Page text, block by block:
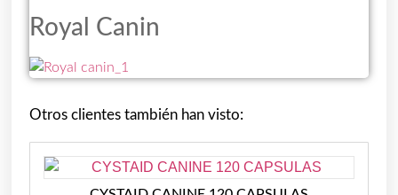
Royal Canin
Otros clientes también han visto: